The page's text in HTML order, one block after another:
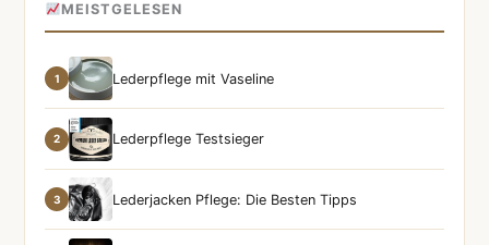
MEISTGELESEN
1 Lederpflege mit Vaseline
2 Lederpflege Testsieger
3 Lederjacken Pflege: Die Besten Tipps